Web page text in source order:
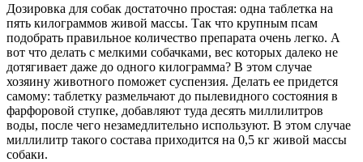
Дозировка для собак достаточно простая: одна таблетка на
пять килограммов живой массы. Так что крупным псам
подобрать правильное количество препарата очень легко. А
вот что делать с мелкими собачками, вес которых далеко не
дотягивает даже до одного килограмма? В этом случае
хозяину животного поможет суспензия. Делать ее придется
самому: таблетку размельчают до пылевидного состояния в
фарфоровой ступке, добавляют туда десять миллилитров
воды, после чего незамедлительно используют. В этом случае
миллилитр такого состава приходится на 0,5 кг живой массы
собаки.